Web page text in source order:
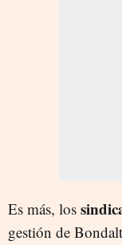
Es más, los
gestión de